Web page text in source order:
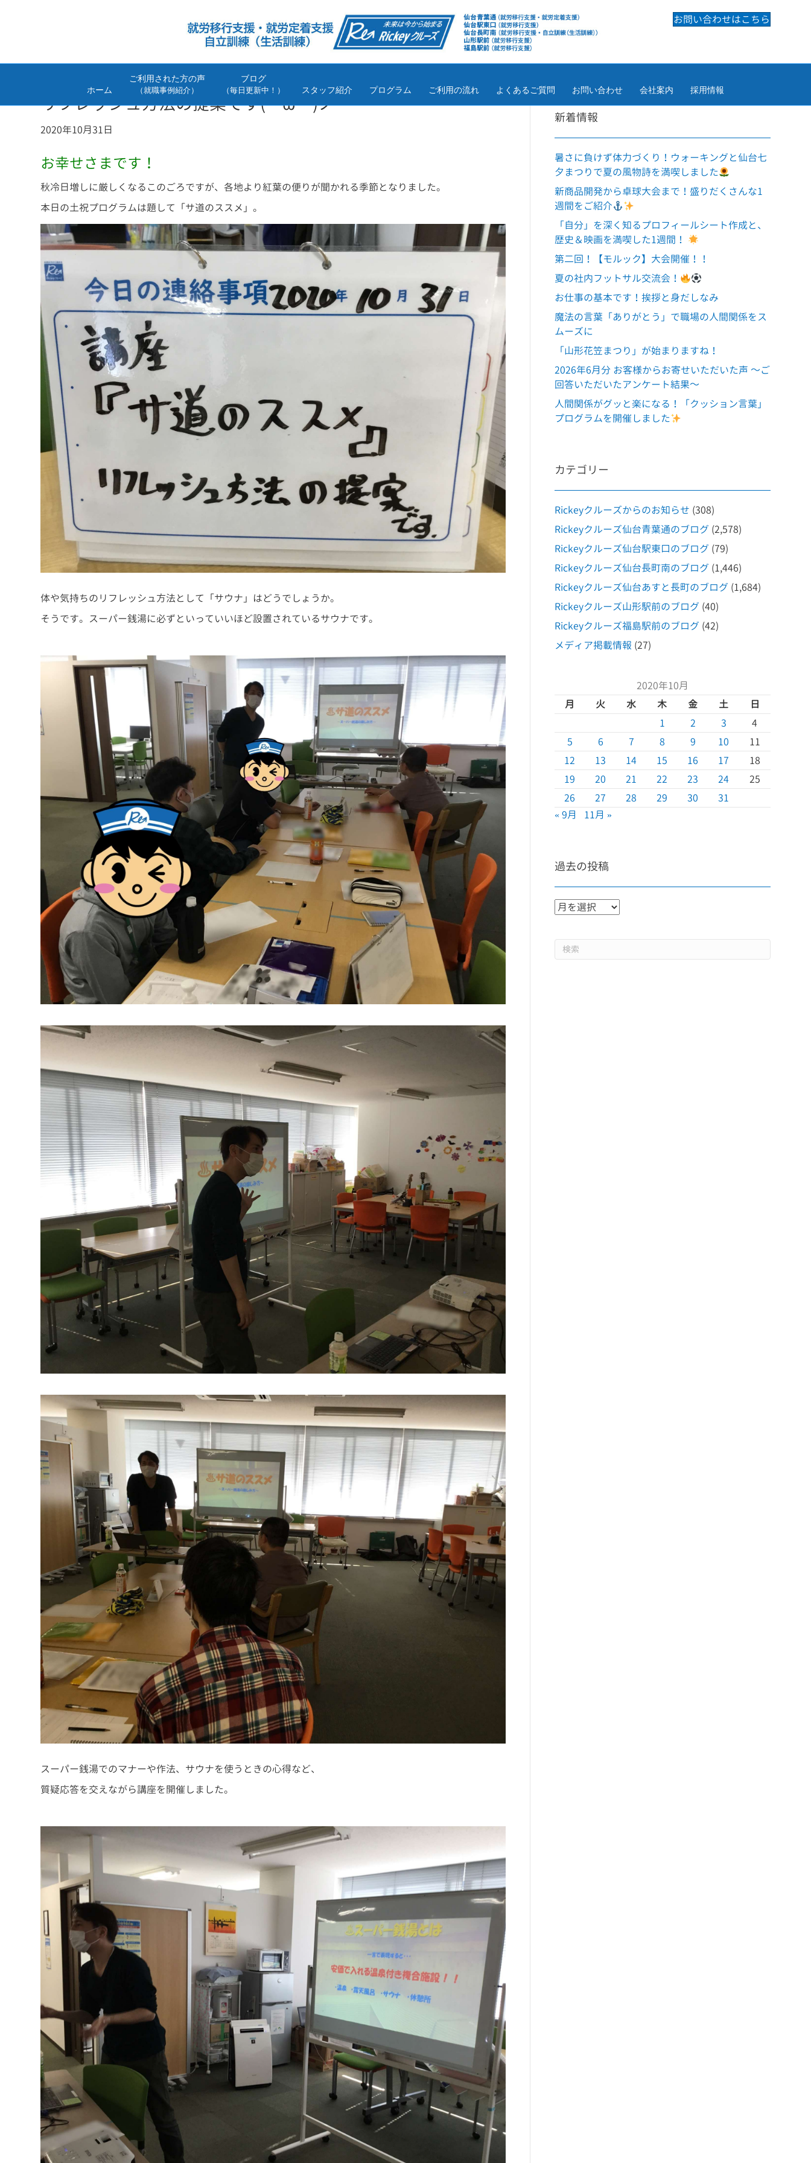
ホーム
ご利用された方の声
（就職事例紹介）
ブログ
（毎日更新中！） スタッフ紹介 プログラム ご利用の流れ よくあるご質問 お問い合わせ 会社案内 採用情報
お問い合わせはこちら
リフレッシュ方法の提案です(・ω・)ノ
2020年10月31日
お幸せさまです！
秋冷日増しに厳しくなるこのごろですが、各地より紅葉の便りが聞かれる季節となりました。
本日の土祝プログラムは題して「サ道のススメ」。
体や気持ちのリフレッシュ方法として「サウナ」はどうでしょうか。
そうです。スーパー銭湯に必ずといっていいほど設置されているサウナです。
スーパー銭湯でのマナーや作法、サウナを使うときの心得など、
質疑応答を交えながら講座を開催しました。
新着情報
暑さに負けず体力づくり！ウォーキングと仙台七
夕まつりで夏の風物詩を満喫しました
新商品開発から卓球大会まで！盛りだくさんな1
週間をご紹介
「自分」を深く知るプロフィールシート作成と、
歴史＆映画を満喫した1週間！
第二回！【モルック】大会開催！！
夏の社内フットサル交流会！
お仕事の基本です！挨拶と身だしなみ
魔法の言葉「ありがとう」で職場の人間関係をス
ムーズに
「山形花笠まつり」が始まりますね！
2026年6月分 お客様からお寄せいただいた声 ～ご
回答いただいたアンケート結果～
人間関係がグッと楽になる！「クッション言葉」
プログラムを開催しました
カテゴリー
Rickeyクルーズからのお知らせ (308)
Rickeyクルーズ仙台青葉通のブログ (2,578)
Rickeyクルーズ仙台駅東口のブログ (79)
Rickeyクルーズ仙台長町南のブログ (1,446)
Rickeyクルーズ仙台あすと長町のブログ (1,684)
Rickeyクルーズ山形駅前のブログ (40)
Rickeyクルーズ福島駅前のブログ (42)
メディア掲載情報 (27)
2020年10月
月
火 水 木 金 土
日
1
2 3
4
5
6 7 8 9 10
11
12
13 14 15 16 17
18
19
20 21 22 23 24
25
26
27 28 29 30
31
« 9月
11月 »
過去の投稿
過
投